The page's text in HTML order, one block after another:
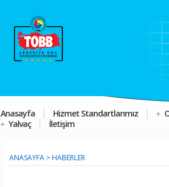
Anasayfa Hizmet Standartlarımız
Yalvaç
İletişim
ANASAYFA >HABERLER